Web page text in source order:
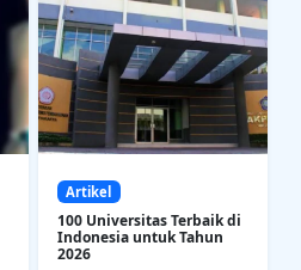
Artikel
100 Universitas Terbaik di
Indonesia untuk Tahun
2026